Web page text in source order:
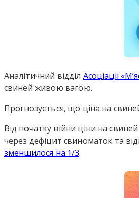
Аналітичний відділ Асоціації
свиней живою вагою.
Прогнозується, що ціна на
Від початку війни ціни на
через дефіцит свиноматок та
зменшилося на 1/3.